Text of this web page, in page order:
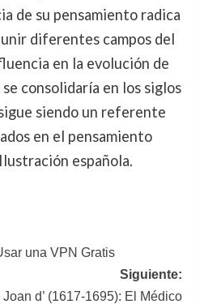
de su pensamiento radica
diferentes campos del
en la evolución de
consolidaría en los siglos
siendo un referente
en el pensamiento
española.
una VPN Gratis
Siguiente:
d’ (1617-1695): El Médico